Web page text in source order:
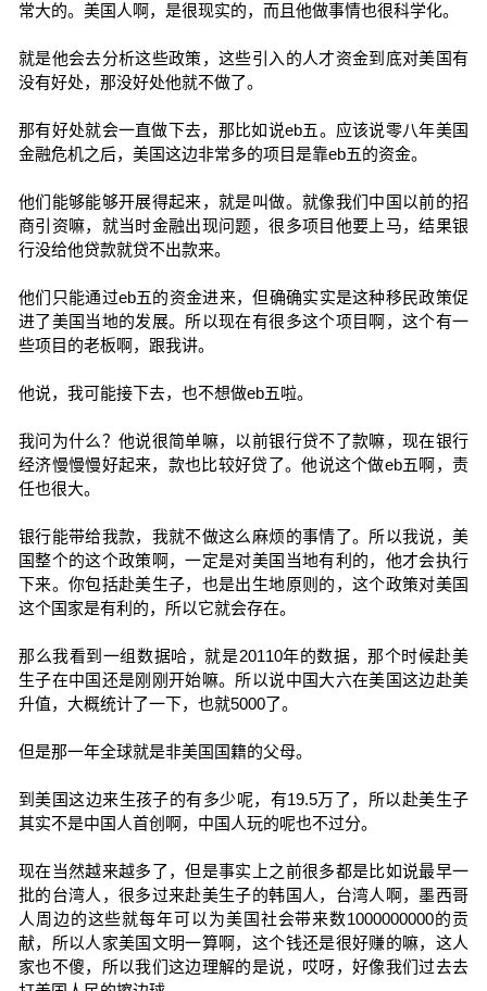
常大的。美国人啊，是很现实的，而且他做事情也很科学化。
就是他会去分析这些政策，这些引入的人才资金到底对美国有
没有好处，那没好处他就不做了。
那有好处就会一直做下去，那比如说eb五。应该说零八年美国
金融危机之后，美国这边非常多的项目是靠eb五的资金。
他们能够能够开展得起来，就是叫做。就像我们中国以前的招
商引资嘛，就当时金融出现问题，很多项目他要上马，结果银
行没给他贷款就贷不出款来。
他们只能通过eb五的资金进来，但确确实实是这种移民政策促
进了美国当地的发展。所以现在有很多这个项目啊，这个有一
些项目的老板啊，跟我讲。
他说，我可能接下去，也不想做eb五啦。
我问为什么？他说很简单嘛，以前银行贷不了款嘛，现在银行
经济慢慢慢好起来，款也比较好贷了。他说这个做eb五啊，责
任也很大。
银行能带给我款，我就不做这么麻烦的事情了。所以我说，美
国整个的这个政策啊，一定是对美国当地有利的，他才会执行
下来。你包括赴美生子，也是出生地原则的，这个政策对美国
这个国家是有利的，所以它就会存在。
那么我看到一组数据哈，就是20110年的数据，那个时候赴美
生子在中国还是刚刚开始嘛。所以说中国大六在美国这边赴美
升值，大概统计了一下，也就5000了。
但是那一年全球就是非美国国籍的父母。
到美国这边来生孩子的有多少呢，有19.5万了，所以赴美生子
其实不是中国人首创啊，中国人玩的呢也不过分。
现在当然越来越多了，但是事实上之前很多都是比如说最早一
批的台湾人，很多过来赴美生子的韩国人，台湾人啊，墨西哥
人周边的这些就每年可以为美国社会带来数1000000000的贡
献，所以人家美国文明一算啊，这个钱还是很好赚的嘛，这人
家也不傻，所以我们这边理解的是说，哎呀，好像我们过去去